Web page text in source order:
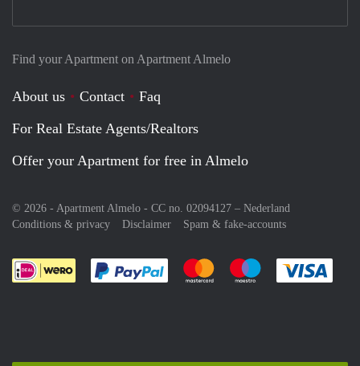
Find your Apartment on Apartment Almelo
About us Contact
Faq
For Real Estate Agents/Realtors
Offer your Apartment for free in Almelo
© 2026 - Apartment Almelo - CC no. 02094127 – Nederland
Conditions & privacy
Disclaimer Spam & fake-accounts
Pay easily with :payment method
Pay easily with :payment
Pay easily with